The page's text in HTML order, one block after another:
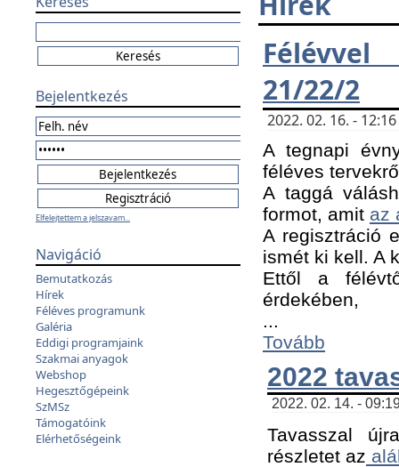
Bejelentkezés
Elfelejtettem a jelszavam...
Navigáció
Bemutatkozás
Hírek
Féléves programunk
Galéria
Eddigi programjaink
Szakmai anyagok
Webshop
Hegesztőgépeink
SzMSz
Támogatóink
Elérhetőségeink
21/22/2
2022. 02. 16. -
A tegnapi
féléves
A taggá
formot, amit az
A regisztráció
ismét ki kell. A
Ettől a
érdekében,
...
Tovább
2022
2022. 02. 14. -
Tavasszal
részletet az